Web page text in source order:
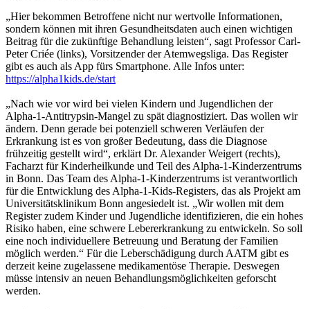
„Hier bekommen Betroffene nicht nur wertvolle Informationen,
sondern können mit ihren Gesundheitsdaten auch einen wichtigen
Beitrag für die zukünftige Behandlung leisten“, sagt Professor Carl-
Peter Criée (links), Vorsitzender der Atemwegsliga. Das Register
gibt es auch als App fürs Smartphone. Alle Infos unter:
https://alpha1kids.de/start
„Nach wie vor wird bei vielen Kindern und Jugendlichen der
Alpha-1-Antitrypsin-Mangel zu spät diagnostiziert. Das wollen wir
ändern. Denn gerade bei potenziell schweren Verläufen der
Erkrankung ist es von großer Bedeutung, dass die Diagnose
frühzeitig gestellt wird“, erklärt Dr. Alexander Weigert (rechts),
Facharzt für Kinderheilkunde und Teil des Alpha-1-Kinderzentrums
in Bonn. Das Team des Alpha-1-Kinderzentrums ist verantwortlich
für die Entwicklung des Alpha-1-Kids-Registers, das als Projekt am
Universitätsklinikum Bonn angesiedelt ist. „Wir wollen mit dem
Register zudem Kinder und Jugendliche identifizieren, die ein hohes
Risiko haben, eine schwere Lebererkrankung zu entwickeln. So soll
eine noch individuellere Betreuung und Beratung der Familien
möglich werden.“ Für die Leberschädigung durch AATM gibt es
derzeit keine zugelassene medikamentöse Therapie. Deswegen
müsse intensiv an neuen Behandlungsmöglichkeiten geforscht
werden.